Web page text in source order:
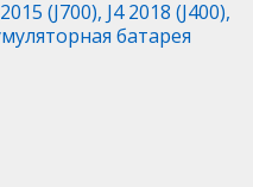
(J700), J4 2018 (J400),
батарея